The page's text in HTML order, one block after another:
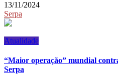
13/11/2024
Serpa
Atualidade
“Maior operação” mundial
Serpa